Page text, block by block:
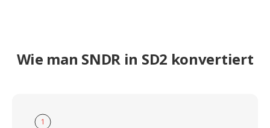
Wie man SNDR in SD2 konvertiert
1